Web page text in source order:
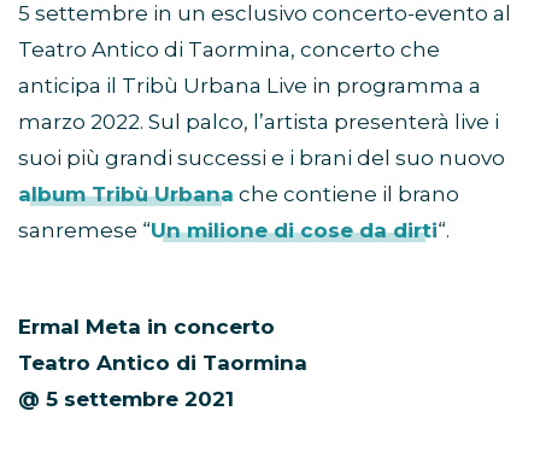
5 settembre in un esclusivo concerto-evento al
Teatro Antico di Taormina, concerto che
anticipa il Tribù Urbana Live in programma a
marzo 2022. Sul palco, l’artista presenterà live i
suoi più grandi successi e i brani del suo nuovo
album Tribù Urbana che contiene il brano
sanremese “Un milione di cose da dirti“.
Ermal Meta in concerto
Teatro Antico di Taormina
@ 5 settembre 2021